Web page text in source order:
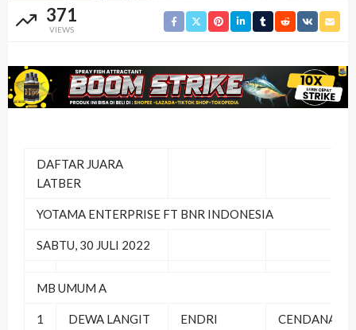
371
VIEWS
DAFTAR JUARA
LATBER
YOTAMA ENTERPRISE FT BNR INDONESIA
SABTU, 30 JULI 2022
MB UMUM A
1 DEWA LANGIT ENDRI
CENDANA